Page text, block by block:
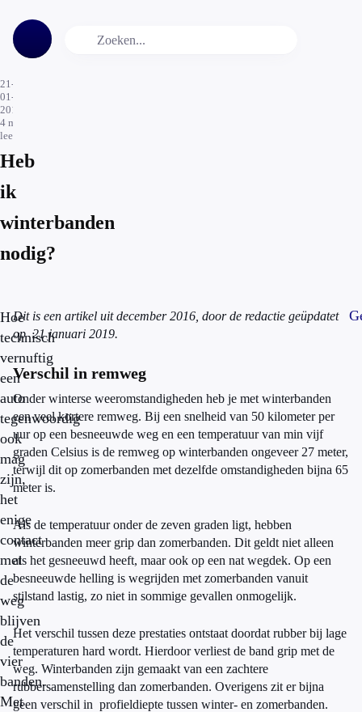
21-
01-
2019
4 min.
leestijd
Heb
ik
winterbanden
nodig?
Hoe
technisch
vernuftig
een
auto
tegenwoordig
ook
mag
zijn,
het
enige
contact
met
de
weg
blijven
de
vier
banden.
Met
Dit is een artikel uit december 2016, door de redactie geüpdatet
op 21 januari 2019.
Verschil in remweg
Onder winterse weeromstandigheden heb je met winterbanden
een veel kortere remweg. Bij een snelheid van 50 kilometer per
uur op een besneeuwde weg en een temperatuur van min vijf
graden Celsius is de remweg op winterbanden ongeveer 27 meter,
terwijl dit op zomerbanden met dezelfde omstandigheden bijna 65
meter is.
Als de temperatuur onder de zeven graden ligt, hebben
winterbanden meer grip dan zomerbanden. Dit geldt niet alleen
als het gesneeuwd heeft, maar ook op een nat wegdek. Op een
besneeuwde helling is wegrijden met zomerbanden vanuit
stilstand lastig, zo niet in sommige gevallen onmogelijk.
Het verschil tussen deze prestaties ontstaat doordat rubber bij lage
temperaturen hard wordt. Hierdoor verliest de band grip met de
weg. Winterbanden zijn gemaakt van een zachtere
rubbersamenstelling dan zomerbanden. Overigens zit er bijna
geen verschil in profieldiepte tussen winter- en zomerbanden.